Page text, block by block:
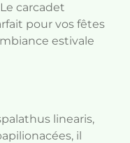
carcadet
pour vos fêtes
estivale
linearis,
il